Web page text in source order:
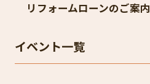
リフォームローンのご案内
イベント一覧